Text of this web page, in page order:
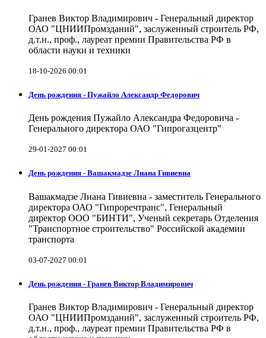
Гранев Виктор Владимирович - Генеральный директор
ОАО "ЦНИИПромзданий", заслуженный строитель РФ,
д.т.н., проф., лауреат премии Правительства РФ в
области науки и техники
18-10-2026 00:01
День рождения - Пужайло Александр Федорович
День рождения Пужайло Александра Федоровича -
Генерального директора ОАО "Гипрогазцентр"
29-01-2027 00:01
День рождения - Вашакмадзе Лиана Гивиевна
Вашакмадзе Лиана Гивиевна - заместитель Генерального
директора ОАО "Гипроречтранс", Генеральный
директор ООО "БИНТИ", Ученый секретарь Отделения
"Транспортное строительство" Российской академии
транспорта
03-07-2027 00:01
День рождения - Гранев Виктор Владимирович
Гранев Виктор Владимирович - Генеральный директор
ОАО "ЦНИИПромзданий", заслуженный строитель РФ,
д.т.н., проф., лауреат премии Правительства РФ в